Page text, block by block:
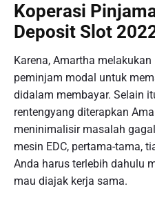
Koperasi
Deposit Slot
Karena, Amartha
peminjam modal untuk
didalam membayar. Selain
rentengyang diterapkan
meninimalisir masalah
mesin EDC, pertama-tama,
Anda harus terlebih dahulu
mau diajak kerja sama.